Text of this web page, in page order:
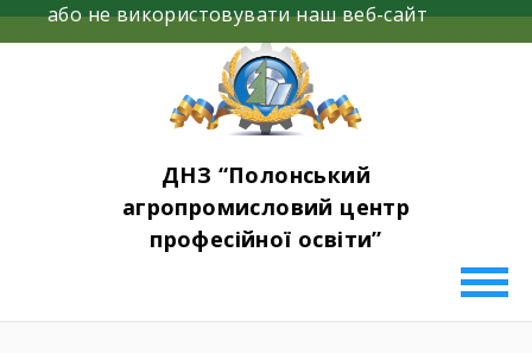
ДНЗ “Полонський
агропромисловий центр
професійної освіти”
або не використовувати наш веб-сайт